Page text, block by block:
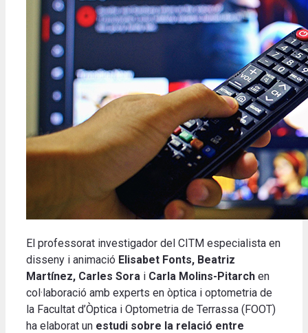
El professorat investigador del CITM especialista en
disseny i animació Elisabet Fonts, Beatriz
Martínez, Carles Sora i Carla Molins-Pitarch en
col·laboració amb experts en òptica i optometria de
la Facultat d’Òptica i Optometria de Terrassa (FOOT)
ha elaborat un estudi sobre la relació entre